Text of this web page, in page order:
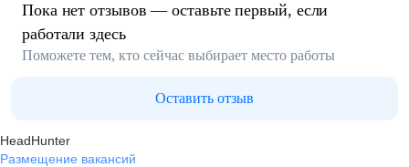
Пока нет отзывов — оставьте первый, если
работали здесь
Поможете тем, кто сейчас выбирает место работы
Оставить отзыв
HeadHunter
Размещение вакансий